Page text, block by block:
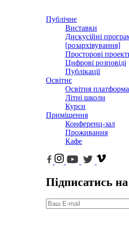
Публічне
Виставки
Дискусійні
[розархівування]
Просторові
Цифрові розповіді
Публікації
Освітнє
Освітня платформа
Літні школи
Курси
Приміщення
Конференц-зал
Проживання
Кафе
Підписатись